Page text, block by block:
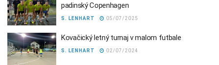
padinský Copenhagen
S. LENHART 05/07/2025
Kovačický letný turnaj v malom futbale
S. LENHART 02/07/2024